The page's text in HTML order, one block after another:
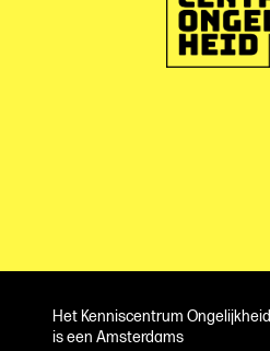
Het Kenniscentrum Ongelijkheid
is een Amsterdams